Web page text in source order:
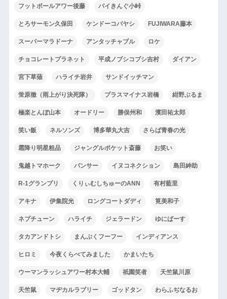
フットボールアワー後藤 バイきんぐ小峠
とろサーモン久保田 ケンドーコバヤシ FUJIWARA藤本
スーパーマラドーナ アンタッチャブル ロケ
チョコレートプラネット 平成ノブシコブシ吉村 ダイアン
宮下草薙 ハライチ岩井 サンドイッチマン
蛍原徹（雨上がり決死隊） プラスマイナス岩橋 紺野ぶるま
極楽とんぼ山本 オードリー 勝俣州和 濱田祐太郎
笑い飯 ネルソンズ 博多華丸大吉 さらば青春の光
霜降り明星粗品 ジャングルポケット斎藤 お笑い
鬼越トマホーク パンサー イヌコネクション 島田紳助
R-1グランプリ くりぃむしちゅーのANN 有村藍里
アキナ 伊集院光 ロングコートダディ 筧美和子
ネプチューン ハライチ ジェラードン ゆにばーす
タカアンドトシ まんぷくフーフー インディアンス
ヒロミ 今夜くらべてみました かまいたち
ウーマンラッシュアワー村本大輔 祇園笑者 天竺鼠川原
天竺鼠 マヂカルラブリー ゴッドタン わらふぢなるお